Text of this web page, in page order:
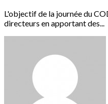
L'objectif de la journée du
directeurs en apportant des...